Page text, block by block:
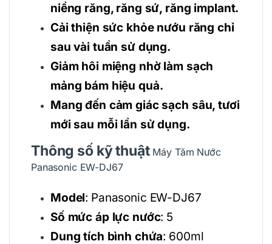
niềng răng, răng sứ, răng implant.
Cải thiện sức khỏe nướu răng chỉ
sau vài tuần sử dụng.
Giảm hôi miệng nhờ làm sạch
mảng bám hiệu quả.
Mang đến cảm giác sạch sâu, tươi
mới sau mỗi lần sử dụng.
Thông số kỹ thuật Máy Tăm Nước
Panasonic EW-DJ67
Model: Panasonic EW-DJ67
Số mức áp lực nước: 5
Dung tích bình chứa: 600ml